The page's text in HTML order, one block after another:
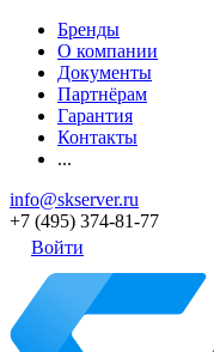
Бренды
О компании
Документы
Партнёрам
Гарантия
Контакты
...
info@skserver.ru
+7 (495) 374-81-77
Войти